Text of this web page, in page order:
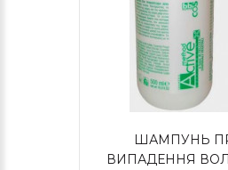
ШАМПУНЬ
ВИПАДЕННЯ